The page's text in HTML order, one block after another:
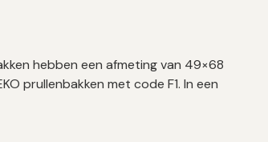
hebben een afmeting van 49×68
prullenbakken met code F1. In een